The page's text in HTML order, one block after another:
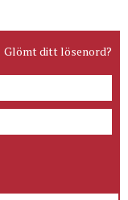
Glömt ditt lösenord?